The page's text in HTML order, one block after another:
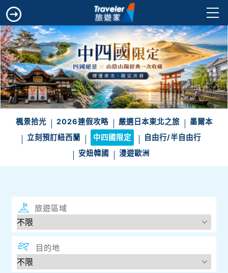
楓景拾光 2026連假攻略 嚴選日本東北之旅
墨爾本
立刻預訂紐西蘭
中四國限定
自由行/半自由行
安妞韓國
漫遊歐洲
旅遊區域
目的地